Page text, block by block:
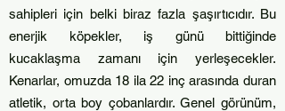
sahipleri için belki biraz fazla şaşırtıcıdır. Bu
enerjik köpekler, iş günü bittiğinde
kucaklaşma zamanı için yerleşecekler.
Kenarlar, omuzda 18 ila 22 inç arasında duran
atletik, orta boy çobanlardır. Genel görünüm,